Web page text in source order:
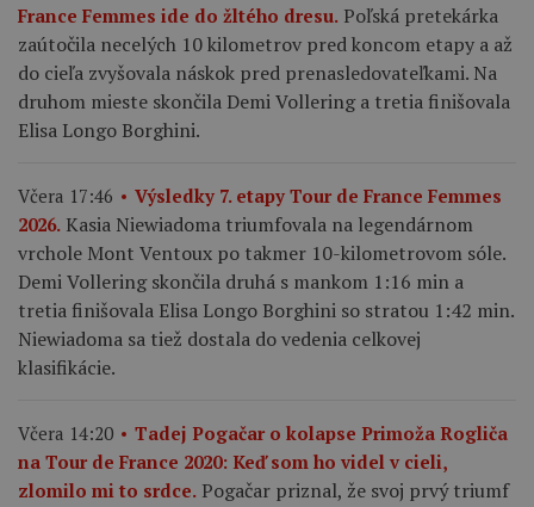
France Femmes ide do žltého dresu. Poľská pretekárka
zaútočila necelých 10 kilometrov pred koncom etapy a až
do cieľa zvyšovala náskok pred prenasledovateľkami. Na
druhom mieste skončila Demi Vollering a tretia finišovala
Elisa Longo Borghini.
Včera 17:46
Výsledky 7. etapy Tour de France Femmes
2026. Kasia Niewiadoma triumfovala na legendárnom
vrchole Mont Ventoux po takmer 10-kilometrovom sóle.
Demi Vollering skončila druhá s mankom 1:16 min a
tretia finišovala Elisa Longo Borghini so stratou 1:42 min.
Niewiadoma sa tiež dostala do vedenia celkovej
klasifikácie.
Včera 14:20
Tadej Pogačar o kolapse Primoža Rogliča
na Tour de France 2020: Keď som ho videl v cieli,
zlomilo mi to srdce. Pogačar priznal, že svoj prvý triumf